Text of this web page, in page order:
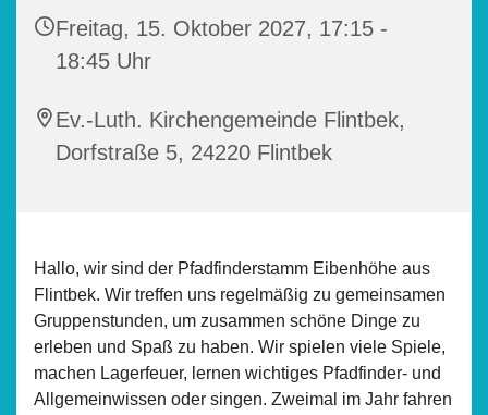
Freitag, 15. Oktober 2027, 17:15 -
18:45 Uhr
Ev.-Luth. Kirchengemeinde Flintbek,
Dorfstraße 5, 24220 Flintbek
Hallo, wir sind der Pfadfinderstamm Eibenhöhe aus
Flintbek. Wir treffen uns regelmäßig zu gemeinsamen
Gruppenstunden, um zusammen schöne Dinge zu
erleben und Spaß zu haben. Wir spielen viele Spiele,
machen Lagerfeuer, lernen wichtiges Pfadfinder- und
Allgemeinwissen oder singen. Zweimal im Jahr fahren